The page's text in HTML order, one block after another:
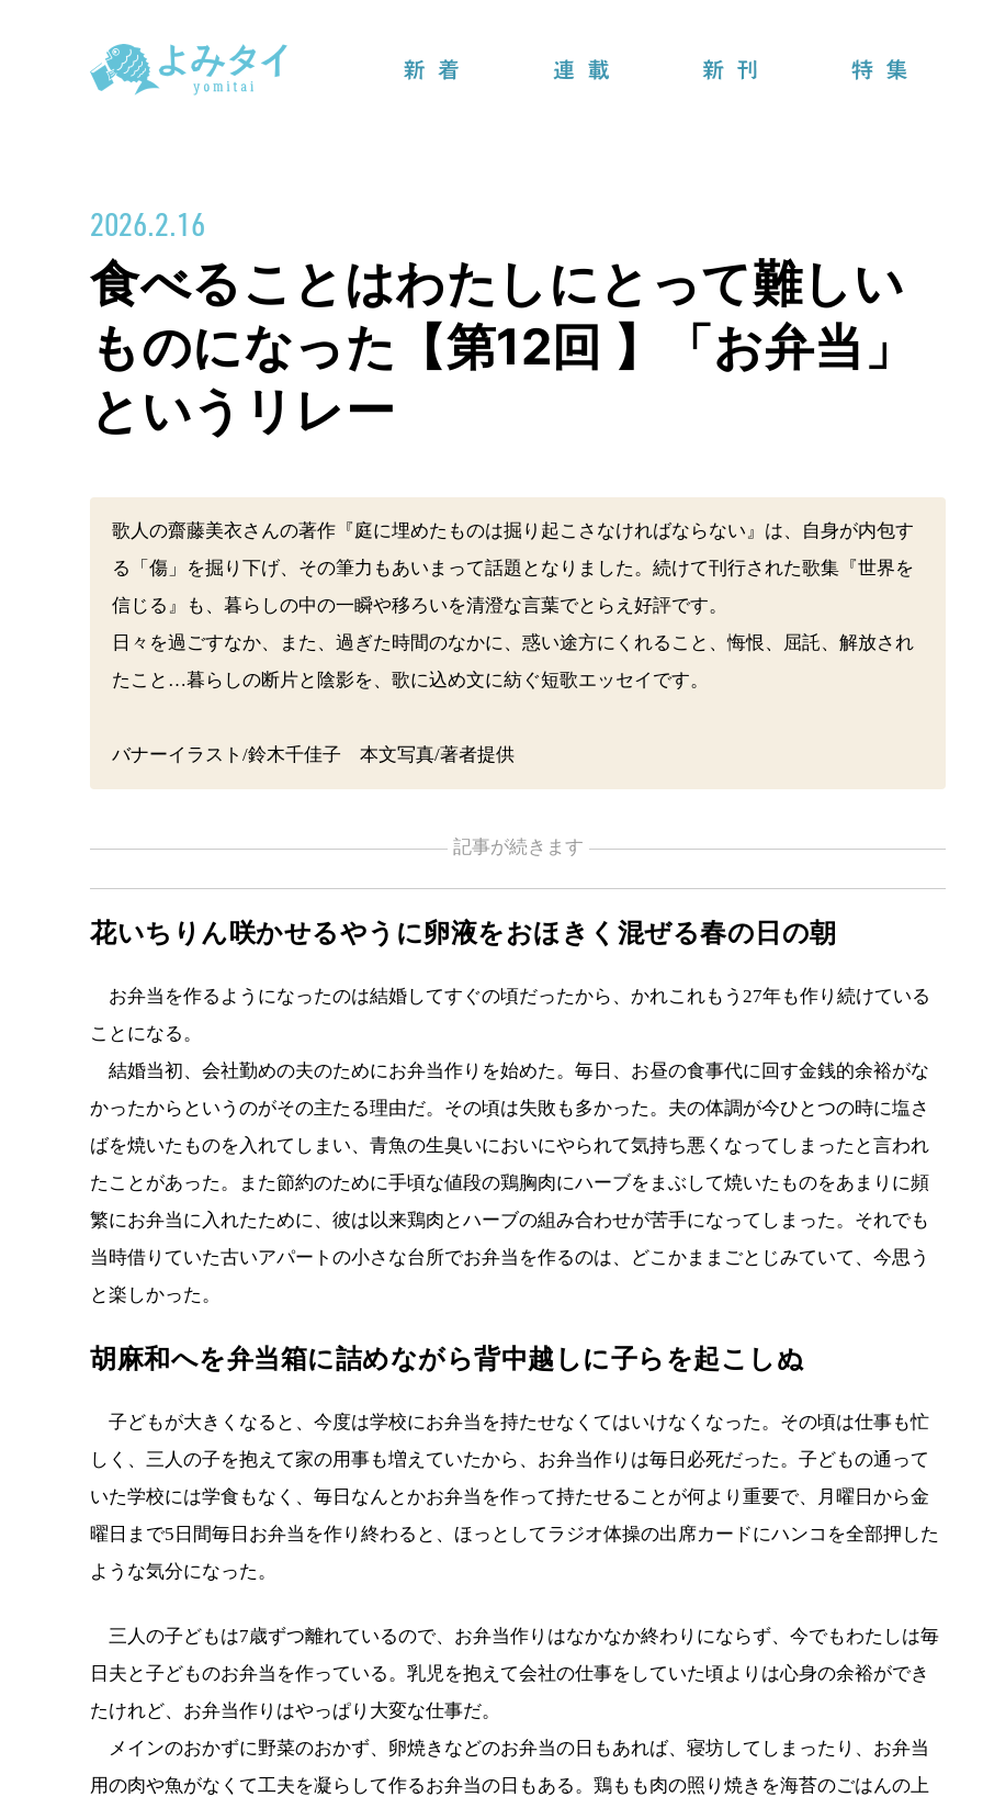
2026.2.16
食べることはわたしにとって難しい
ものになった【第12回 】「お弁当」
というリレー
歌人の齋藤美衣さんの著作『庭に埋めたものは掘り起こさなければならない』は、自身が内包す
る「傷」を掘り下げ、その筆力もあいまって話題となりました。続けて刊行された歌集『世界を
信じる』も、暮らしの中の一瞬や移ろいを清澄な言葉でとらえ好評です。
日々を過ごすなか、また、過ぎた時間のなかに、惑い途方にくれること、悔恨、屈託、解放され
たこと…暮らしの断片と陰影を、歌に込め文に紡ぐ短歌エッセイです。
バナーイラスト/鈴木千佳子 本文写真/著者提供
記事が続きます
花いちりん咲かせるやうに卵液をおほきく混ぜる春の日の朝
お弁当を作るようになったのは結婚してすぐの頃だったから、かれこれもう27年も作り続けている
ことになる。
結婚当初、会社勤めの夫のためにお弁当作りを始めた。毎日、お昼の食事代に回す金銭的余裕がな
かったからというのがその主たる理由だ。その頃は失敗も多かった。夫の体調が今ひとつの時に塩さ
ばを焼いたものを入れてしまい、青魚の生臭いにおいにやられて気持ち悪くなってしまったと言われ
たことがあった。また節約のために手頃な値段の鶏胸肉にハーブをまぶして焼いたものをあまりに頻
繁にお弁当に入れたために、彼は以来鶏肉とハーブの組み合わせが苦手になってしまった。それでも
当時借りていた古いアパートの小さな台所でお弁当を作るのは、どこかままごとじみていて、今思う
と楽しかった。
胡麻和へを弁当箱に詰めながら背中越しに子らを起こしぬ
子どもが大きくなると、今度は学校にお弁当を持たせなくてはいけなくなった。その頃は仕事も忙
しく、三人の子を抱えて家の用事も増えていたから、お弁当作りは毎日必死だった。子どもの通って
いた学校には学食もなく、毎日なんとかお弁当を作って持たせることが何より重要で、月曜日から金
曜日まで5日間毎日お弁当を作り終わると、ほっとしてラジオ体操の出席カードにハンコを全部押した
ような気分になった。
三人の子どもは7歳ずつ離れているので、お弁当作りはなかなか終わりにならず、今でもわたしは毎
日夫と子どものお弁当を作っている。乳児を抱えて会社の仕事をしていた頃よりは心身の余裕ができ
たけれど、お弁当作りはやっぱり大変な仕事だ。
メインのおかずに野菜のおかず、卵焼きなどのお弁当の日もあれば、寝坊してしまったり、お弁当
用の肉や魚がなくて工夫を凝らして作るお弁当の日もある。鶏もも肉の照り焼きを海苔のごはんの上